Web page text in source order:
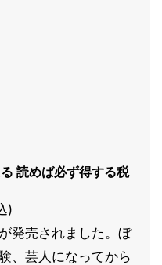
読めば必ず得する税
)
発売されました。ぼ
、芸人になってから